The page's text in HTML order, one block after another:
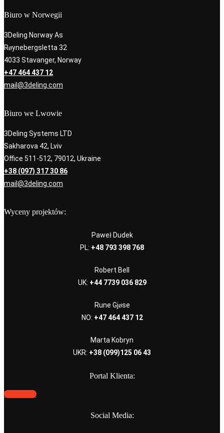
Biuro w Norwegii
3Deling Norway As
Røynebergsletta 32
4033 Stavanger, Norway
+47 464 437 12
mail@3deling.com
Biuro we Lwowie
3Deling Systems LTD
Sakharova 42, Lviv
Office 511-512, 79012, Ukraine
+38 (097) 317 30 86
mail@3deling.com
Wyceny projektów:
Paweł Dudek
PL: +48 793 398 768
Robert Bell
UK: +44 7739 036 829
Rune Gjøse
NO: +47 464 437 12
Marta Kobryn
UKR: +38 (099)125 06 43
Portal Klienta:
WEBPANO
Social Media: